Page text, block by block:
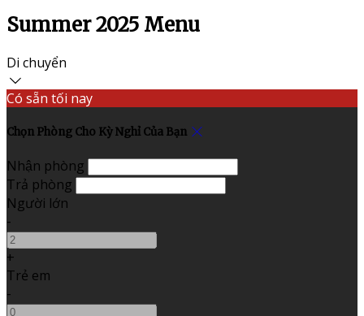
Summer 2025 Menu
Di chuyển
Có sẵn tối nay
Chọn Phòng Cho Kỳ Nghỉ Của Bạn
Nhận phòng
Trả phòng
Người lớn
-
+
Trẻ em
-